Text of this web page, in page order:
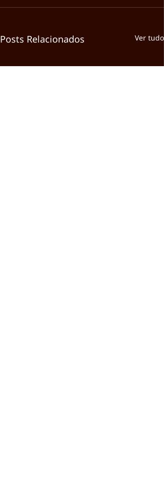
Posts Relacionados Ver tudo